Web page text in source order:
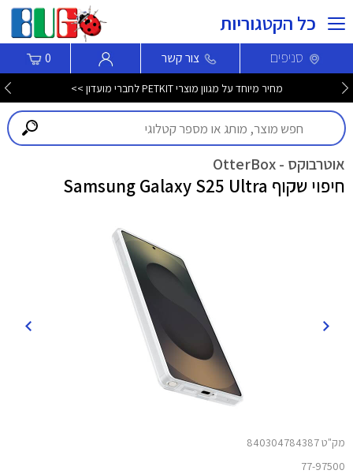
כל הקטגוריות
סניפים צור קשר 0
מחיר מיוחד על מגוון מוצרי PETKIT לחברי מועדון >>
אוטרבוקס - OtterBox
חיפוי שקוף Samsung Galaxy S25 Ultra
מק"ט 840304784387
77-97500